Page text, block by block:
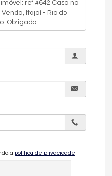
a política de privacidade